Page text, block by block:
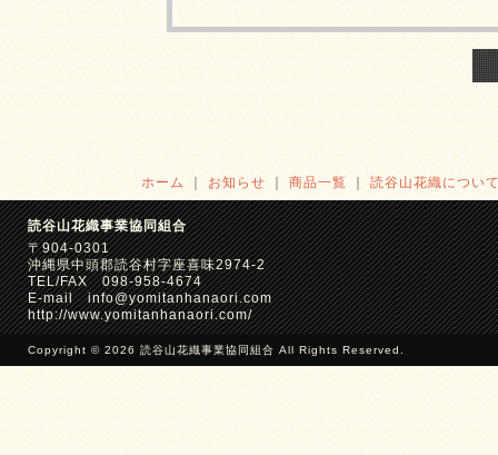
ホーム お知らせ 商品一覧 読谷山花織につい
読谷山花織事業協同組合
〒904-0301
沖縄県中頭郡読谷村字座喜味2974-2
TEL/FAX 098-958-4674
E-mail info@yomitanhanaori.com
http://www.yomitanhanaori.com/
Copyright © 2026 読谷山花織事業協同組合 All Rights Reserved.